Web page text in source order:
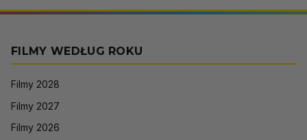
FILMY WEDŁUG ROKU
Filmy 2028
Filmy 2027
Filmy 2026